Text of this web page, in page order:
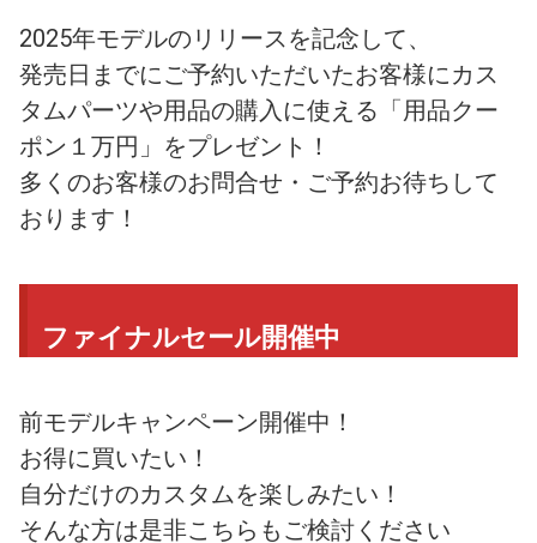
2025年モデルのリリースを記念して、
発売日までにご予約いただいたお客様にカス
タムパーツや用品の購入に使える「用品クー
ポン１万円」をプレゼント！
多くのお客様のお問合せ・ご予約お待ちして
おります！
ファイナルセール開催中
前モデルキャンペーン開催中！
お得に買いたい！
自分だけのカスタムを楽しみたい！
そんな方は是非こちらもご検討ください